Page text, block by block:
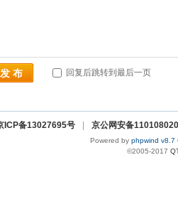
发 布 回复后跳转到最后一页
京ICP备13027695号 京公网安备
Powered by phpwind v8.7
©2005-2017